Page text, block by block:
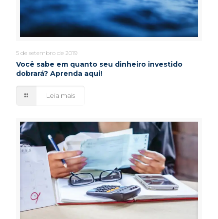
5 de setembro de 2019
Você sabe em quanto seu dinheiro investido
dobrará? Aprenda aqui!
Leia mais